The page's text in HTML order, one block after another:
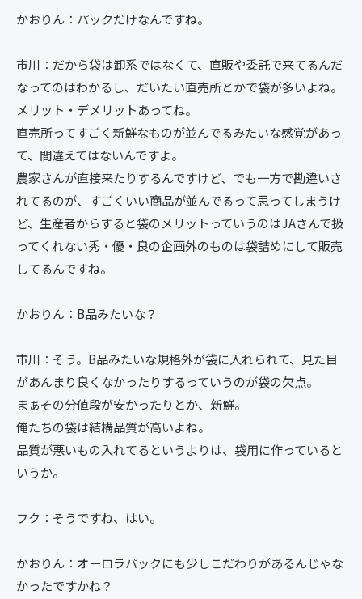
かおりん：パックだけなんですね。
市川：だから袋は卸系ではなくて、直販や委託で来てるんだ
なってのはわかるし、だいたい直売所とかで袋が多いよね。
メリット・デメリットあってね。
直売所ってすごく新鮮なものが並んでるみたいな感覚があっ
て、間違えてはないんですよ。
農家さんが直接来たりするんですけど、でも一方で勘違いさ
れてるのが、すごくいい商品が並んでるって思ってしまうけ
ど、生産者からすると袋のメリットっていうのはJAさんで扱
ってくれない秀・優・良の企画外のものは袋詰めにして販売
してるんですね。
かおりん：B品みたいな？
市川：そう。B品みたいな規格外が袋に入れられて、見た目
があんまり良くなかったりするっていうのが袋の欠点。
まぁその分値段が安かったりとか、新鮮。
俺たちの袋は結構品質が高いよね。
品質が悪いもの入れてるというよりは、袋用に作っていると
いうか。
フク：そうですね、はい。
かおりん：オーロラパックにも少しこだわりがあるんじゃな
かったですかね？